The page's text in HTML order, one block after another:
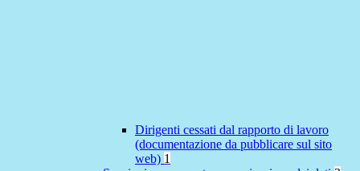
Dirigenti cessati dal rapporto di lavoro
(documentazione da pubblicare sul sito
web) 1